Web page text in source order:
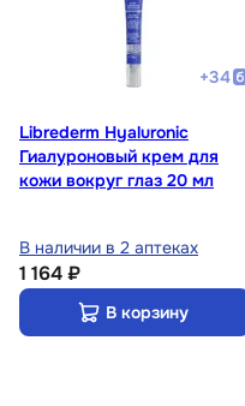
+34
Librederm Hyaluronic
Гиалуроновый крем для
кожи вокруг глаз 20 мл
В наличии в 2 аптеках
1 164 ₽
В корзину